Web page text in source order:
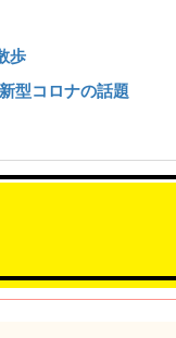
歩
新型コロナの話題